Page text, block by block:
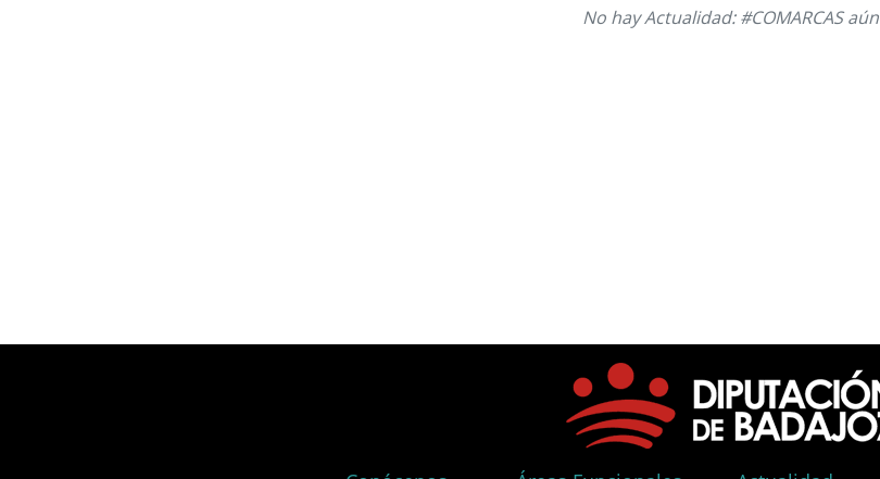
No hay Actualidad: #COMARCAS aún